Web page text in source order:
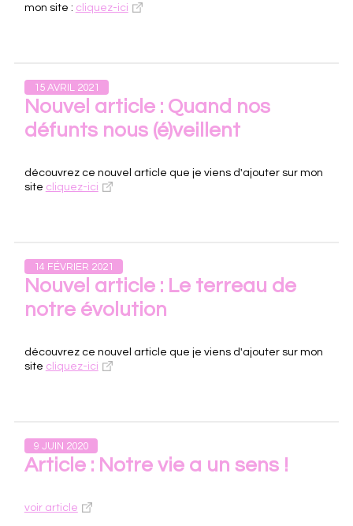
mon site : cliquez-ici
15 AVRIL 2021
Nouvel article : Quand nos
défunts nous (é)veillent
découvrez ce nouvel article que je viens d'ajouter sur mon
site cliquez-ici
14 FÉVRIER 2021
Nouvel article : Le terreau de
notre évolution
découvrez ce nouvel article que je viens d'ajouter sur mon
site cliquez-ici
9 JUIN 2020
Article : Notre vie a un sens !
voir article